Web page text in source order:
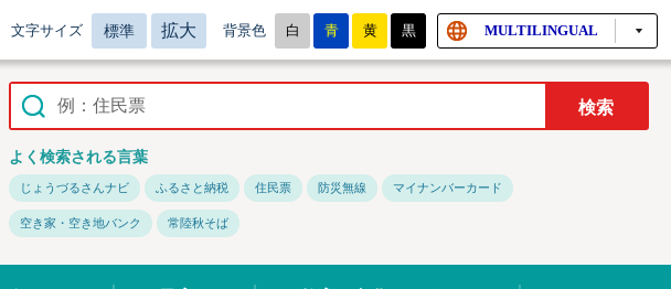
文字サイズ 標準 拡大 背景色 白 青 黄 黒 MULTILINGUAL
よく検索される言葉
じょうづるさんナビ ふるさと納税 住民票 防災無線 マイナンバーカード
空き家・空き地バンク 常陸秋そば